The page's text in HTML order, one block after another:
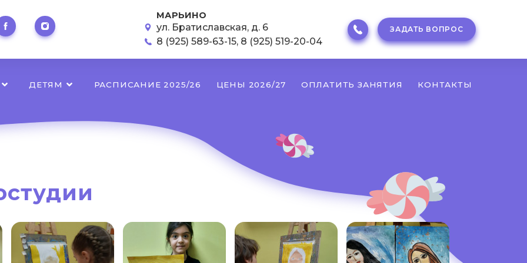
МАРЬИНО
ул. Братиславская, д. 6
8 (925) 589-63-15, 8 (925) 519-20-04
ЗАДАТЬ ВОПРОС
ДЕТЯМ РАСПИСАНИЕ 2025/26 ЦЕНЫ 2026/27 ОПЛАТИТЬ ЗАНЯТИЯ КОНТАКТЫ